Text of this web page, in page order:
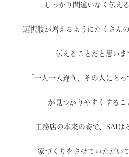
しっかり間違いなく伝える
選択肢が増えるように たくさん
伝えることだと思いま
「一人一人違う、その人にとっ
が見つかりやすくするこ
工務店の本来の姿で、 SAIは
家づくりをさせていただいて